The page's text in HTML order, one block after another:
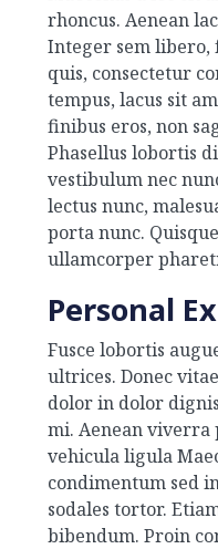
rhoncus. Aenean
Integer sem libero,
quis, consectetur
tempus, lacus sit
finibus eros, non
Phasellus lobortis
vestibulum nec
lectus nunc,
porta nunc.
ullamcorper
Personal
Fusce lobortis
ultrices. Donec
dolor in dolor
mi. Aenean viverra
vehicula ligula
condimentum sed
sodales tortor.
bibendum. Proin